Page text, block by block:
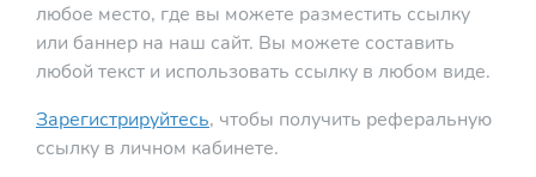
любое место, где вы можете разместить ссылку
или баннер на наш сайт. Вы можете составить
любой текст и использовать ссылку в любом виде.
Зарегистрируйтесь, чтобы получить реферальную
ссылку в личном кабинете.